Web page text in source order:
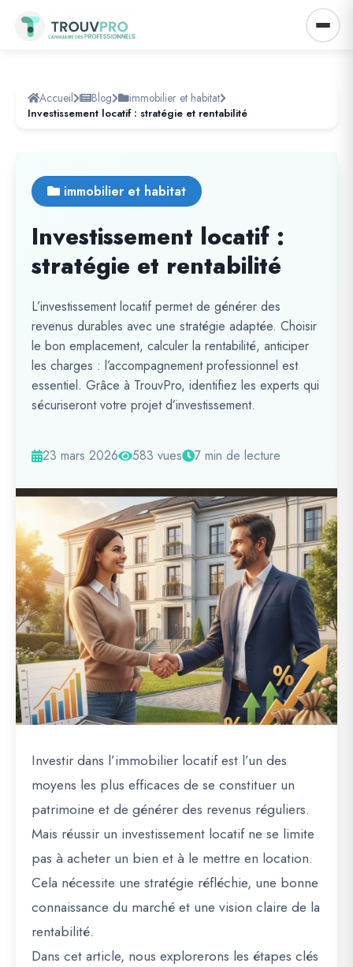
Accueil Blog immobilier et habitat
Investissement locatif : stratégie et rentabilité
immobilier et habitat
Investissement locatif :
stratégie et rentabilité
L’investissement locatif permet de générer des
revenus durables avec une stratégie adaptée. Choisir
le bon emplacement, calculer la rentabilité, anticiper
les charges : l’accompagnement professionnel est
essentiel. Grâce à TrouvPro, identifiez les experts qui
sécuriseront votre projet d’investissement.
23 mars 2026 583 vues 7 min de lecture
Investir dans l’immobilier locatif est l’un des
moyens les plus efficaces de se constituer un
patrimoine et de générer des revenus réguliers.
Mais réussir un investissement locatif ne se limite
pas à acheter un bien et à le mettre en location.
Cela nécessite une stratégie réfléchie, une bonne
connaissance du marché et une vision claire de la
rentabilité.
Dans cet article, nous explorerons les étapes clés